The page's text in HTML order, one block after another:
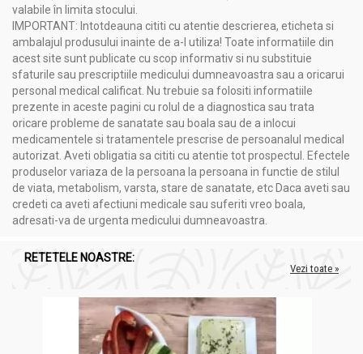
valabile în limita stocului.
IMPORTANT: Intotdeauna cititi cu atentie descrierea, eticheta si
ambalajul produsului inainte de a-l utiliza! Toate informatiile din
acest site sunt publicate cu scop informativ si nu substituie
sfaturile sau prescriptiile medicului dumneavoastra sau a oricarui
personal medical calificat. Nu trebuie sa folositi informatiile
prezente in aceste pagini cu rolul de a diagnostica sau trata
oricare probleme de sanatate sau boala sau de a inlocui
medicamentele si tratamentele prescrise de persoanalul medical
autorizat. Aveti obligatia sa cititi cu atentie tot prospectul. Efectele
produselor variaza de la persoana la persoana in functie de stilul
de viata, metabolism, varsta, stare de sanatate, etc Daca aveti sau
credeti ca aveti afectiuni medicale sau suferiti vreo boala,
adresati-va de urgenta medicului dumneavoastra.
RETETELE NOASTRE:
Vezi toate »